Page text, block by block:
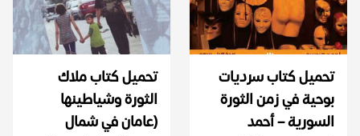
تحميل كتاب سرديات
بوحية في زمن الثورة
السورية – أحمد
تحميل كتاب ملاك
الثورة وشياطينها
(عامان في شمال